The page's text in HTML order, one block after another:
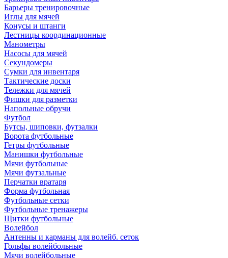
Барьеры тренировочные
Иглы для мячей
Конусы и штанги
Лестницы координационные
Манометры
Насосы для мячей
Секундомеры
Сумки для инвентаря
Тактические доски
Тележки для мячей
Фишки для разметки
Напольные обручи
Футбол
Бутсы, шиповки, футзалки
Ворота футбольные
Гетры футбольные
Манишки футбольные
Мячи футбольные
Мячи футзальные
Перчатки вратаря
Форма футбольная
Футбольные сетки
Футбольные тренажеры
Щитки футбольные
Волейбол
Антенны и карманы для волейб. сеток
Гольфы волейбольные
Мячи волейбольные